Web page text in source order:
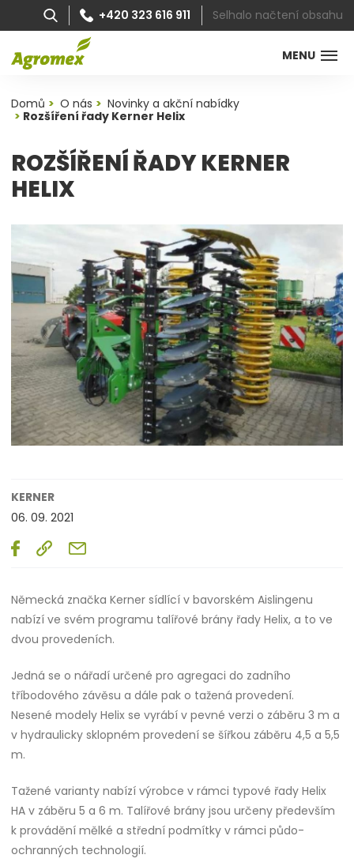
MENU
+420 323 616 911 Selhalo načtení obsahu
Domů O nás
Novinky a akční nabídky
Rozšíření řady Kerner Helix
ROZŠÍŘENÍ ŘADY KERNER
HELIX
KERNER
06. 09. 2021
Německá značka Kerner sídlící v bavorském Aislingenu
nabízí ve svém programu talířové brány řady Helix, a to ve
dvou provedeních.
Jedná se o nářadí určené pro agregaci do zadního
tříbodového závěsu a dále pak o tažená provedení.
Nesené modely Helix se vyrábí v pevné verzi o záběru 3 m a
v hydraulicky sklopném provedení se šířkou záběru 4,5 a 5,5
m.
Tažené varianty nabízí výrobce v rámci typové řady Helix
HA v záběru 5 a 6 m. Talířové brány jsou určeny především
k provádění mělké a střední podmítky v rámci půdo-
ochranných technologií.